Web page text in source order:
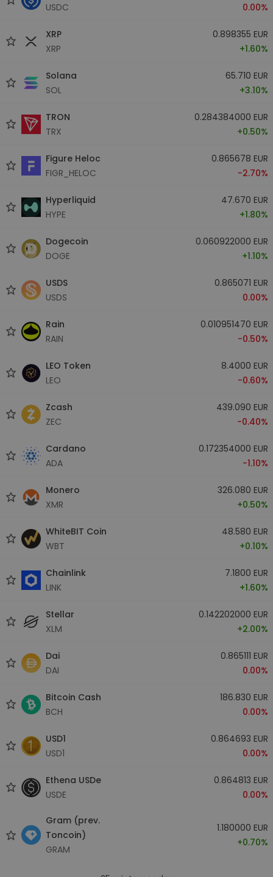
USDC
0.00%
XRP
XRP
0.898355 EUR
+1.60%
Solana
SOL
65.710 EUR
+3.10%
TRON
TRX
0.284384000 EUR
+0.50%
Figure Heloc
FIGR_HELOC
0.865678 EUR
-2.70%
Hyperliquid
HYPE
47.670 EUR
+1.80%
Dogecoin
DOGE
0.060922000 EUR
+1.10%
USDS
USDS
0.865071 EUR
0.00%
Rain
RAIN
0.010951470 EUR
-0.50%
LEO Token
LEO
8.4000 EUR
-0.60%
Zcash
ZEC
439.090 EUR
-0.40%
Cardano
ADA
0.172354000 EUR
-1.10%
Monero
XMR
326.080 EUR
+0.50%
WhiteBIT Coin
WBT
48.580 EUR
+0.10%
Chainlink
LINK
7.1800 EUR
+1.60%
Stellar
XLM
0.142202000 EUR
+2.00%
Dai
DAI
0.865111 EUR
0.00%
Bitcoin Cash
BCH
186.830 EUR
0.00%
USD1
USD1
0.864693 EUR
0.00%
Ethena USDe
USDE
0.864813 EUR
0.00%
Gram (prev.
Toncoin)
GRAM
1.180000 EUR
+0.70%